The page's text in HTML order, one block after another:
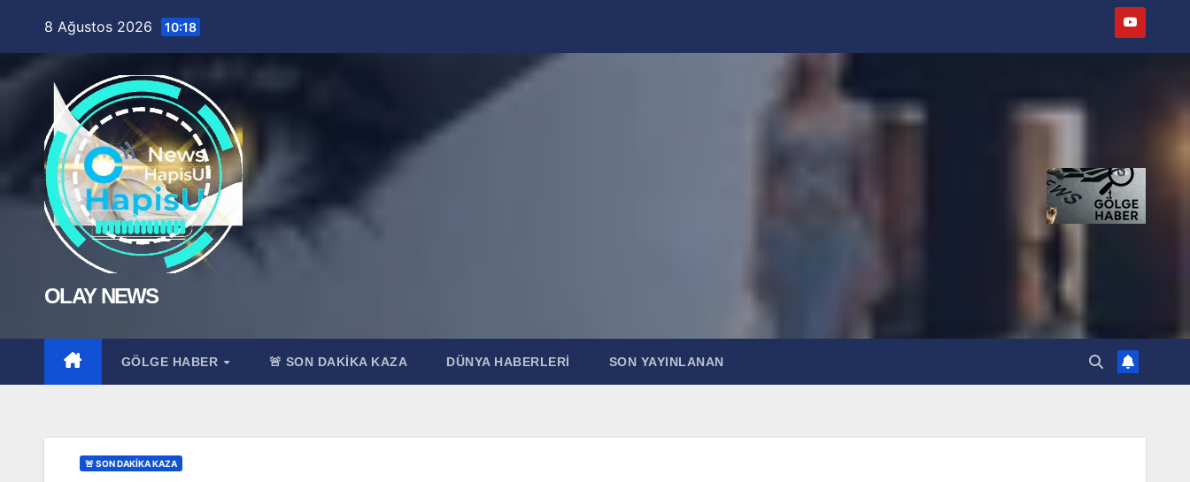
8 Ağustos 2026 10:18
OLAY NEWS
GÖLGE HABER 🚨 SON DAKİKA KAZA DÜNYA HABERLERI SON YAYINLANAN
🚨 SON DAKİKA KAZA